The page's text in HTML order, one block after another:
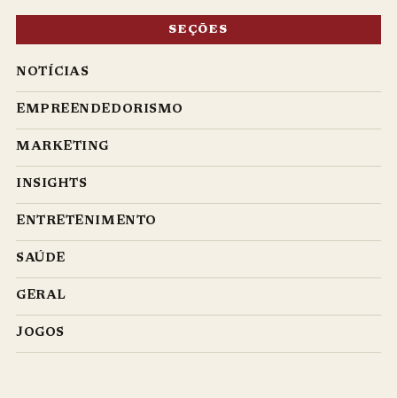
SEÇÕES
NOTÍCIAS
EMPREENDEDORISMO
MARKETING
INSIGHTS
ENTRETENIMENTO
SAÚDE
GERAL
JOGOS